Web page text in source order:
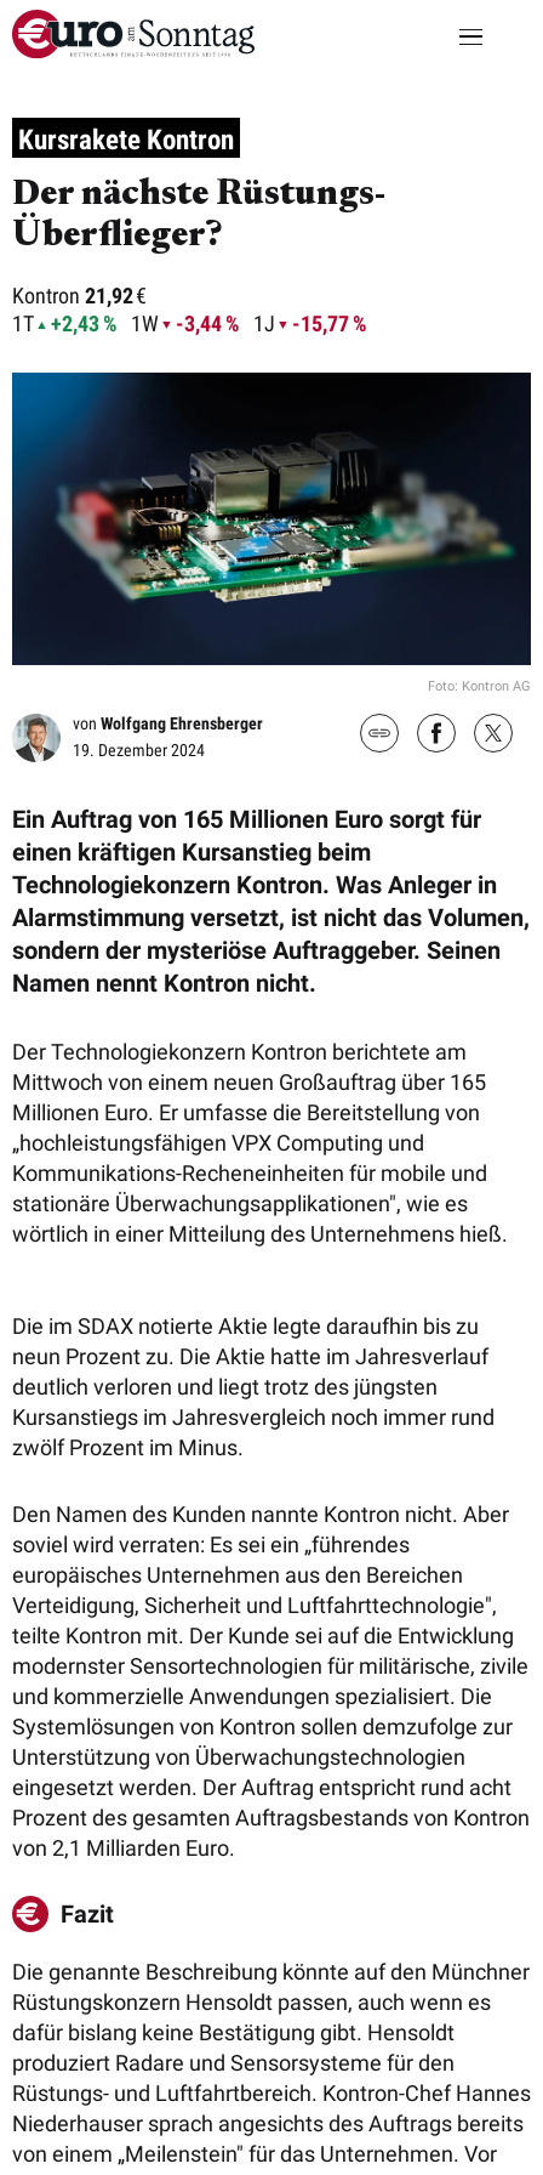
Kursrakete Kontron
Der nächste Rüstungs-
Überflieger?
Kontron 21,92€
1T
+2,43 % 1W -3,44 % 1J -15,77 %
Foto: Kontron AG
von Wolfgang Ehrensberger
19. Dezember 2024
Ein Auftrag von 165 Millionen Euro sorgt für
einen kräftigen Kursanstieg beim
Technologiekonzern Kontron. Was Anleger in
Alarmstimmung versetzt, ist nicht das Volumen,
sondern der mysteriöse Auftraggeber. Seinen
Namen nennt Kontron nicht.
Der Technologiekonzern Kontron berichtete am
Mittwoch von einem neuen Großauftrag über 165
Millionen Euro. Er umfasse die Bereitstellung von
„hochleistungsfähigen VPX Computing und
Kommunikations-Recheneinheiten für mobile und
stationäre Überwachungsapplikationen", wie es
wörtlich in einer Mitteilung des Unternehmens hieß.
Die im SDAX notierte Aktie legte daraufhin bis zu
neun Prozent zu. Die Aktie hatte im Jahresverlauf
deutlich verloren und liegt trotz des jüngsten
Kursanstiegs im Jahresvergleich noch immer rund
zwölf Prozent im Minus.
Den Namen des Kunden nannte Kontron nicht. Aber
soviel wird verraten: Es sei ein „führendes
europäisches Unternehmen aus den Bereichen
Verteidigung, Sicherheit und Luftfahrttechnologie",
teilte Kontron mit. Der Kunde sei auf die Entwicklung
modernster Sensortechnologien für militärische, zivile
und kommerzielle Anwendungen spezialisiert. Die
Systemlösungen von Kontron sollen demzufolge zur
Unterstützung von Überwachungstechnologien
eingesetzt werden. Der Auftrag entspricht rund acht
Prozent des gesamten Auftragsbestands von Kontron
von 2,1 Milliarden Euro.
Fazit
Die genannte Beschreibung könnte auf den Münchner
Rüstungskonzern Hensoldt passen, auch wenn es
dafür bislang keine Bestätigung gibt. Hensoldt
produziert Radare und Sensorsysteme für den
Rüstungs- und Luftfahrtbereich. Kontron-Chef Hannes
Niederhauser sprach angesichts des Auftrags bereits
von einem „Meilenstein" für das Unternehmen. Vor